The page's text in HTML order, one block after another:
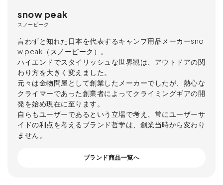
snow peak
スノーピーク
言わずと知れた日本を代表するキャンプ用品メーカーsno
w peak（スノーピーク）。
ハイエンドでスタイリッシュな世界観は、アウトドアの関
わり方を大きく変えました。
元々は金物問屋として創業したメーカーでしたが、熱心な
クライマーであった創業者によってクライミングギアの開
発を始め現在に至ります。
自らもユーザーであるという立場で考え、常にユーザーサ
イドの利点を考えるブランド哲学は、創業当時から変わり
ません。
ブランド商品一覧へ